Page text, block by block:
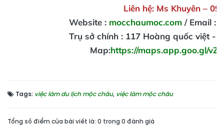
Liên hệ: Ms Khuyên –
Website : mocchaumoc.com/ Email :
Trụ sở chính : 117 Hoàng quốc việt -
Map:https://maps.app.goo.gl/
Tags: việc làm du lịch mộc châu, việc làm mộc châu
Tổng số điểm của bài viết là: 0 trong 0 đánh giá